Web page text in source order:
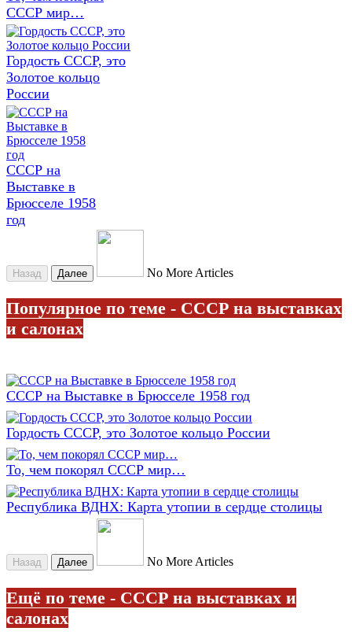
СССР мир…
Гордость СССР, это
Золотое кольцо
России
СССР на
Выставке в
Брюсселе 1958
год
Назад Далее No More Articles
Популярное по теме - СССР на выставках
и салонах
СССР на Выставке в Брюсселе 1958 год
Гордость СССР, это Золотое кольцо России
То, чем покорял СССР мир…
Республика ВДНХ: Карта утопии в сердце столицы
Назад Далее No More Articles
Ещё по теме - СССР на выставках и
салонах